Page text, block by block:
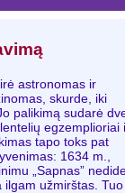
astronomas ir
skurde, iki
palikimą sudarė
egzemplioriai
tapo toks pat
1634 m.,
„Sapnas”
ilgam užmirštas. Tuo